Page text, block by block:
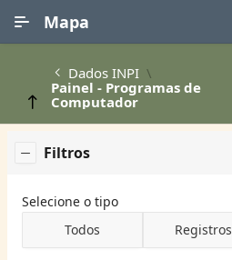
Mapa
Dados INPI
Painel - Programas de
Computador
Filtros
Selecione o tipo
Todos
Registros